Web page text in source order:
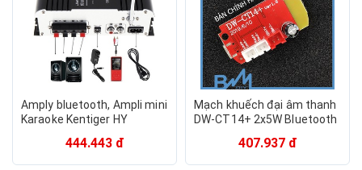
Amply bluetooth, Ampli mini
Karaoke Kentiger HY
thanh cực đỉnh Bảo hành 1
đổi 1 toàn quốc
444.443 đ
Mạch khuếch đại âm thanh
DW-CT14+ 2x5W Bluetooth
407.937 đ